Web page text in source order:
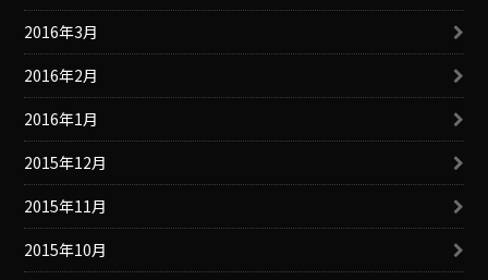
2016年3月
2016年2月
2016年1月
2015年12月
2015年11月
2015年10月